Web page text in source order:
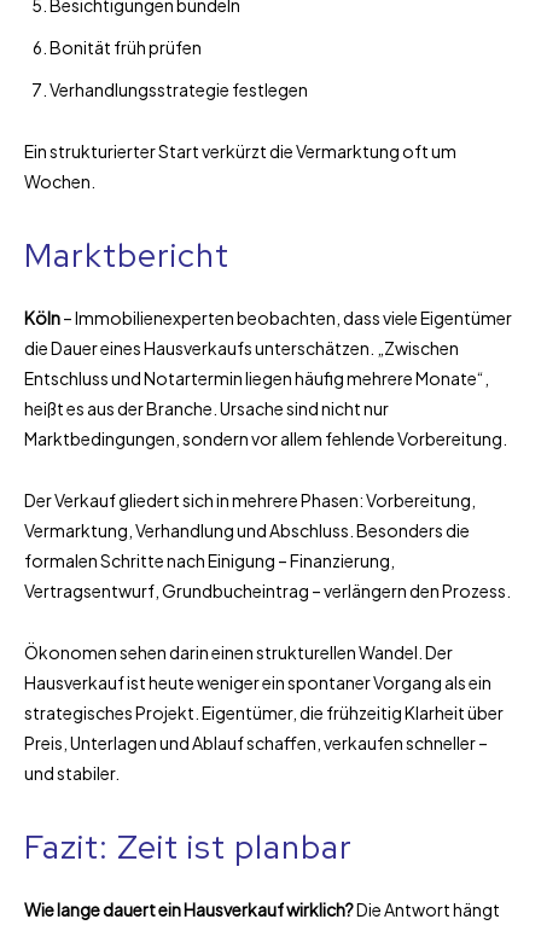
Besichtigungen bündeln
Bonität früh prüfen
Verhandlungsstrategie festlegen
Ein strukturierter Start verkürzt die Vermarktung oft um
Wochen.
Marktbericht
Köln– Immobilienexperten beobachten, dass viele Eigentümer
die Dauer eines Hausverkaufs unterschätzen. „Zwischen
Entschluss und Notartermin liegen häufig mehrere Monate“,
heißt es aus der Branche. Ursache sind nicht nur
Marktbedingungen, sondern vor allem fehlende Vorbereitung.
Der Verkauf gliedert sich in mehrere Phasen: Vorbereitung,
Vermarktung, Verhandlung und Abschluss. Besonders die
formalen Schritte nach Einigung – Finanzierung,
Vertragsentwurf, Grundbucheintrag – verlängern den Prozess.
Ökonomen sehen darin einen strukturellen Wandel. Der
Hausverkauf ist heute weniger ein spontaner Vorgang als ein
strategisches Projekt. Eigentümer, die frühzeitig Klarheit über
Preis, Unterlagen und Ablauf schaffen, verkaufen schneller –
und stabiler.
Fazit: Zeit ist planbar
Wie lange dauert ein Hausverkauf wirklich?Die Antwort hängt